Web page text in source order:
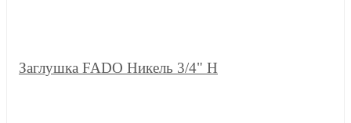
Заглушка FADO Никель 3/4" Н